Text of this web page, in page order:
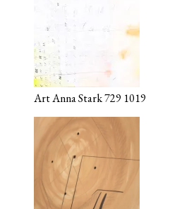
Art Anna Stark 729 1019